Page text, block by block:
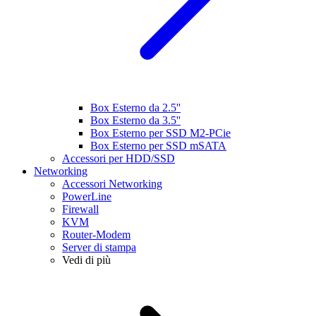
Box Esterno da 2.5''
Box Esterno da 3.5''
Box Esterno per SSD M2-PCie
Box Esterno per SSD mSATA
Accessori per HDD/SSD
Networking
Accessori Networking
PowerLine
Firewall
KVM
Router-Modem
Server di stampa
Vedi di più